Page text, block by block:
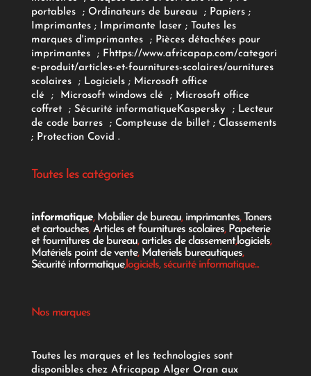
portables
; Ordinateurs de bureau ; Papiers;
Imprimantes;Imprimante laser; Toutes les
marques d'imprimantes
; Pièces détachées pour
imprimantes
; Fhttps://www.africapap.com/categori
e-produit/articles-et-fournitures-scolaires/ournitures
scolaires; Logiciels ; Microsoft office
clé
; Microsoft windows clé; Microsoft office
coffret ; Sécurité informatiqueKaspersky ; Lecteur
de code barres
; Compteuse de billet; Classements
; Protection Covid .
Toutes les catégories
informatique, Mobilier de bureau, imprimantes, Toners
et cartouches,Articles et fournitures scolaires, Papeterie
et fournitures de bureau,articles de classement,logiciels,
Matériels point de vente, Materiels bureautiques,
Sécurité informatique,logiciels, sécurité informatique...
Nos marques
Toutes les marques et les technologies sont
disponibles chez Africapap Alger Oran aux